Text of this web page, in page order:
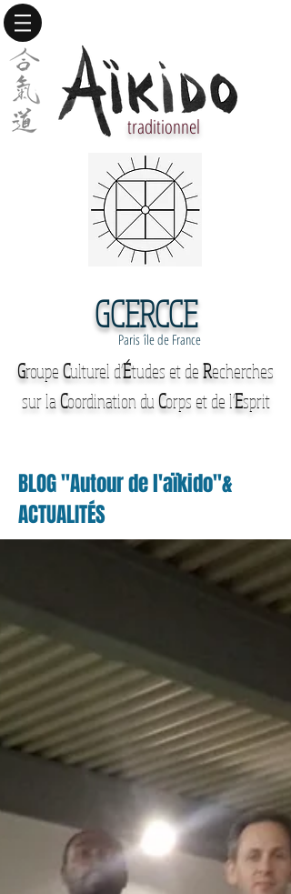
traditionnel
GCERCCE
Paris île de France
GroupeCulturel d'Études et deRecherches
sur laCoordination duCorps et de l'Esprit
BLOG "Autour de l'aïkido"&
ACTUALITÉS